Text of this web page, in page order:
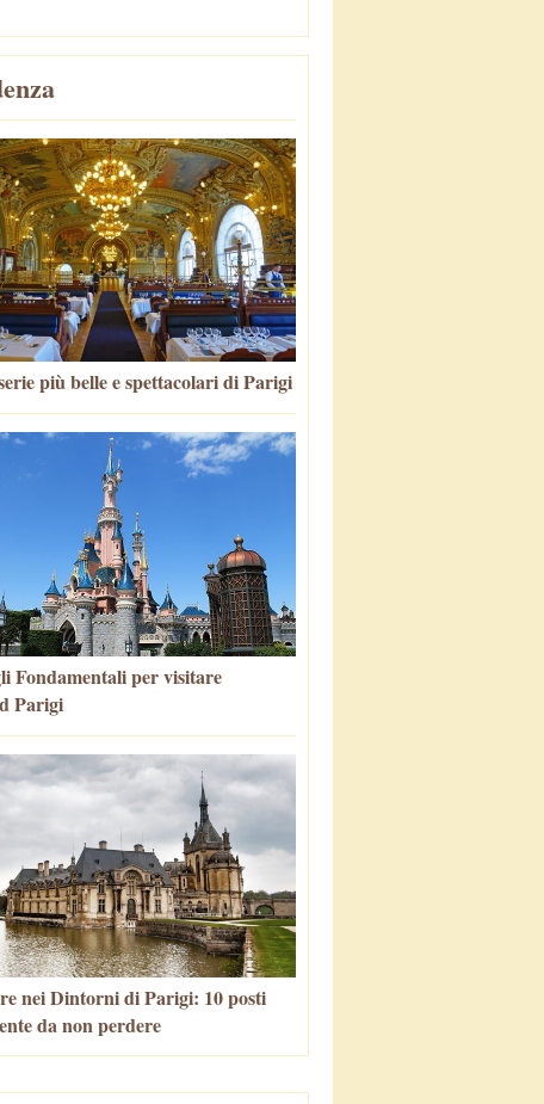
più belle e spettacolari di Parigi
Fondamentali per visitare
Parigi
nei Dintorni di Parigi: 10 posti
da non perdere